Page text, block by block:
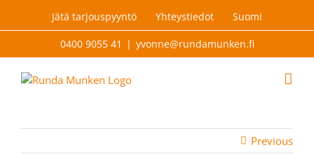
Jätä tarjouspyyntö Yhteystiedot Suomi
0400 9055 41 | yvonne@rundamunken.fi
Previous